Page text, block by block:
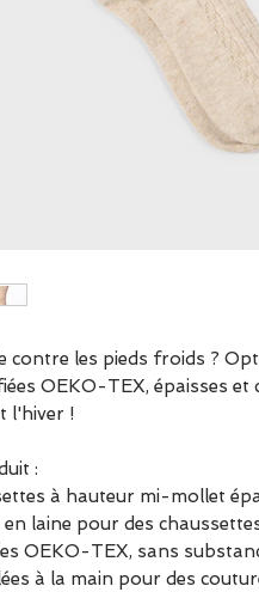
contre les pieds froids ?
OEKO-TEX, épaisses et
l'hiver !
:
à hauteur mi-mollet
en laine pour des
OEKO-TEX, sans
à la main pour des